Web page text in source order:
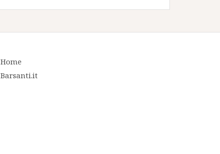
Home
Barsanti.it